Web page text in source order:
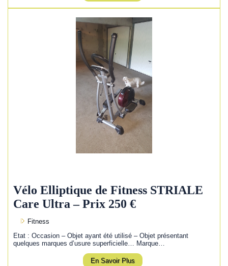
Vélo Elliptique de Fitness STRIALE
Care Ultra – Prix 250 €
Fitness
Etat : Occasion – Objet ayant été utilisé – Objet présentant
quelques marques d’usure superficielle… Marque…
En Savoir Plus